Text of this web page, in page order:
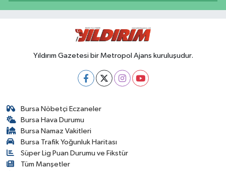
Yıldırım Gazetesi bir Metropol Ajans kuruluşudur.
Bursa Nöbetçi Eczaneler
Bursa Hava Durumu
Bursa Namaz Vakitleri
Bursa Trafik Yoğunluk Haritası
Süper Lig Puan Durumu ve Fikstür
Tüm Manşetler